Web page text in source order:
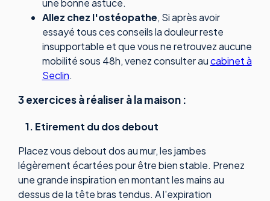
une bonne astuce.
Allez chez l'ostéopathe, Si après avoir
essayé tous ces conseils la douleur reste
insupportable et que vous ne retrouvez aucune
mobilité sous 48h, venez consulter aucabinet à
Seclin.
3 exercices à réaliser à la maison :
1. Etirement du dos debout
Placez vous debout dos au mur, les jambes
légèrement écartées pour être bien stable. Prenez
une grande inspiration en montant les mains au
dessus de la tête bras tendus. A l'expiration